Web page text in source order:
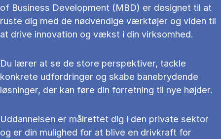
of Business Development (MBD) er designet til at
ruste dig med de nødvendige værktøjer og viden til
at drive innovation og vækst i din virksomhed.
Du lærer at se de store perspektiver, tackle
konkrete udfordringer og skabe banebrydende
løsninger, der kan føre din forretning til nye højder.
Uddannelsen er målrettet dig i den private sektor
og er din mulighed for at blive en drivkraft for